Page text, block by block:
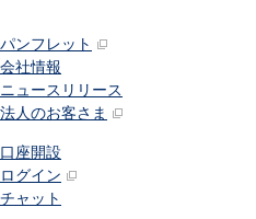
パンフレット
会社情報
ニュースリリース
法人のお客さま
口座開設
ログイン
チャット